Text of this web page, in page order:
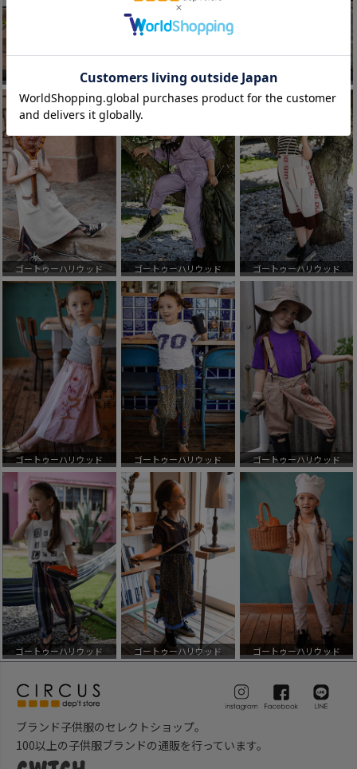
ゴートゥーハリウッド ゴートゥーハリウッド ゴートゥーハリウッド
ゴートゥーハリウッド ゴートゥーハリウッド ゴートゥーハリウッド
ゴートゥーハリウッド ゴートゥーハリウッド ゴートゥーハリウッド
ゴートゥーハリウッド ゴートゥーハリウッド ゴートゥーハリウッド
ブランド子供服のセレクトショップ。
100以上の子供服ブランドの通販を行っています。